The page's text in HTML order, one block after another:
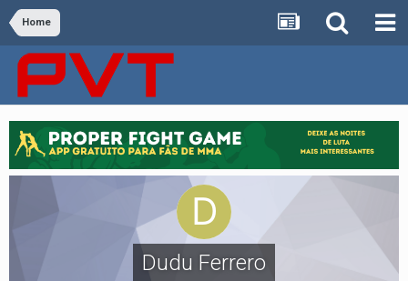
Home
Dudu Ferrero